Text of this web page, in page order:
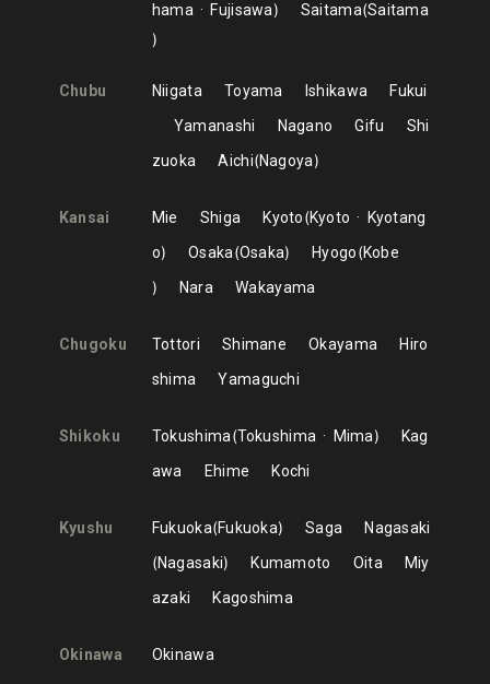
hama
Fujisawa Saitama Saitama
Chubu Niigata Toyama Ishikawa
Fukui
Yamanashi
Nagano Gifu
Shi
zuoka
Aichi Nagoya
Kansai Mie Shiga Kyoto Kyoto
Kyotang
o
Osaka Osaka Hyogo Kobe
Nara
Wakayama
Chugoku Tottori Shimane Okayama
Hiro
shima
Yamaguchi
Shikoku Tokushima Tokushima Mima
Kag
awa
Ehime Kochi
Kyushu Fukuoka Fukuoka Saga
Nagasaki
Nagasaki
Kumamoto Oita
Miy
azaki
Kagoshima
Okinawa Okinawa